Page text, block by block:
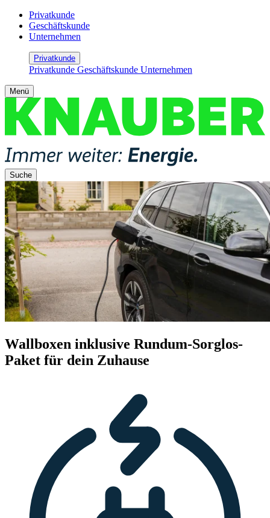
Privatkunde
Geschäftskunde
Unternehmen
Privatkunde
Privatkunde Geschäftskunde Unternehmen
Menü
Suche
Wallboxen inklusive Rundum-Sorglos-
Paket für dein Zuhause